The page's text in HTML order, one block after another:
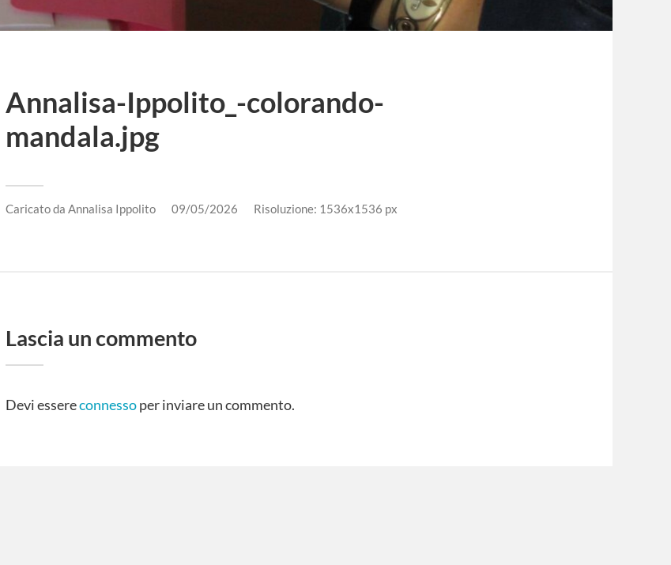
Annalisa-Ippolito_-colorando-
mandala.jpg
Caricato da Annalisa Ippolito 09/05/2026 Risoluzione: 1536x1536 px
Lascia un commento
Devi essereconnessoper inviare un commento.